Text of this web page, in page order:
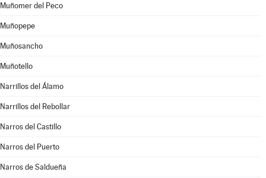
Muñomer del Peco
Muñopepe
Muñosancho
Muñotello
Narrillos del Álamo
Narrillos del Rebollar
Narros del Castillo
Narros del Puerto
Narros de Saldueña